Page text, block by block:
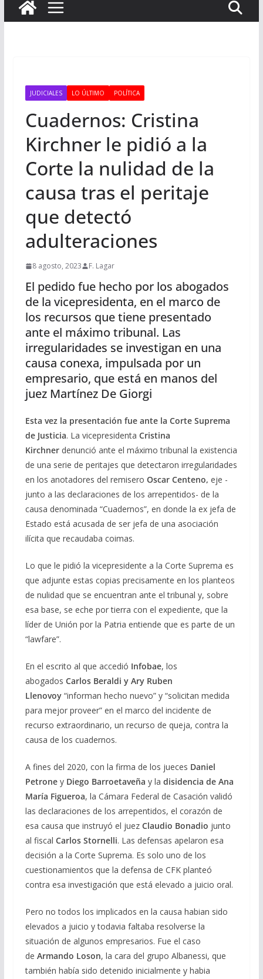
JUDICIALES LO ÚLTIMO POLÍTICA
Cuadernos: Cristina
Kirchner le pidió a la
Corte la nulidad de la
causa tras el peritaje
que detectó
adulteraciones
8 agosto, 2023 F. Lagar
El pedido fue hecho por los abogados
de la vicepresidenta, en el marco de
los recursos que tiene presentado
ante el máximo tribunal. Las
irregularidades se investigan en una
causa conexa, impulsada por un
empresario, que está en manos del
juez Martínez De Giorgi
Esta vez la presentación fue ante la Corte Suprema
de Justicia. La vicepresidenta Cristina
Kirchner denunció ante el máximo tribunal la existencia
de una serie de peritajes que detectaron irregularidades
en los anotadores del remisero Oscar Centeno, eje -
junto a las declaraciones de los arrepentidos- de la
causa denominada “Cuadernos”, en donde la ex jefa de
Estado está acusada de ser jefa de una asociación
ilícita que recaudaba coimas.
Lo que le pidió la vicepresidente a la Corte Suprema es
que adjunte estas copias precisamente en los planteos
de nulidad que se encuentran ante el tribunal y, sobre
esa base, se eche por tierra con el expediente, que la
líder de Unión por la Patria entiende que es parte de un
“lawfare”.
En el escrito al que accedió Infobae, los
abogados Carlos Beraldi y Ary Ruben
Llenovoy“informan hecho nuevo” y “solicitan medida
para mejor proveer” en el marco del incidente de
recurso extraordinario, un recurso de queja, contra la
causa de los cuadernos.
A fines del 2020, con la firma de los jueces Daniel
Petroney Diego Barroetaveña y la disidencia de Ana
María Figueroa, la Cámara Federal de Casación validó
las declaraciones de los arrepentidos, el corazón de
esa causa que instruyó el juez Claudio Bonadio junto
al fiscal Carlos Stornelli. Las defensas apelaron esa
decisión a la Corte Suprema. Es solo uno de los
cuestionamientos que la defensa de CFK planteó
contra esa investigación que está elevado a juicio oral.
Pero no todos los implicados en la causa habian sido
elevados a juicio y todavia faltaba resolverse la
situación de algunos empresarios. Fue el caso
de Armando Loson, la cara del grupo Albanessi, que
también había sido detenido inicialmente y habia